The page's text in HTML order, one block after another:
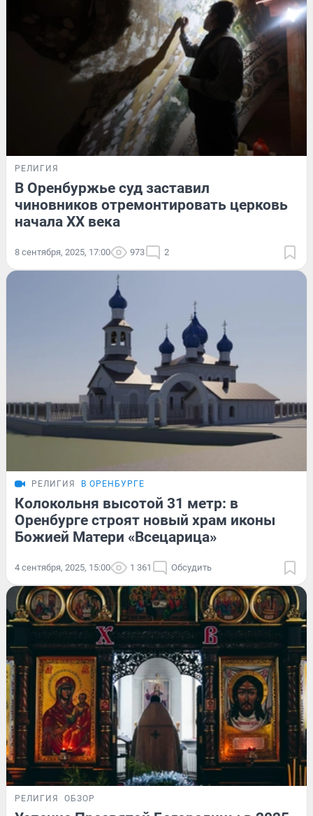
РЕЛИГИЯ
В Оренбуржье суд заставил
чиновников отремонтировать церковь
начала ХХ века
8 сентября, 2025, 17:00 973 2
РЕЛИГИЯ В ОРЕНБУРГЕ
Колокольня высотой 31 метр: в
Оренбурге строят новый храм иконы
Божией Матери «Всецарица»
4 сентября, 2025, 15:00 1 361 Обсудить
РЕЛИГИЯ ОБЗОР